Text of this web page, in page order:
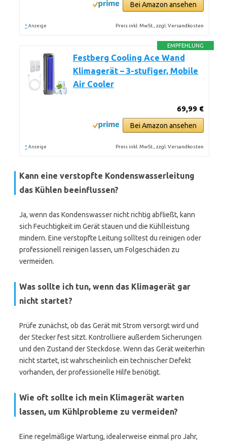
Bei Amazon ansehen
* Anzeige Preis inkl. MwSt., zzgl. Versandkosten
EMPFEHLUNG
Festberg Cooling Ace Wand
Klimagerät – 3-stufiger, Mobile
Air Cooler
69,99 €
Bei Amazon ansehen
* Anzeige Preis inkl. MwSt., zzgl. Versandkosten
Kann eine verstopfte Kondenswasserleitung
das Kühlen beeinflussen?
Ja, wenn das Kondenswasser nicht richtig abfließt, kann
sich Feuchtigkeit im Gerät stauen und die Kühlleistung
mindern. Eine verstopfte Leitung solltest du reinigen oder
professionell reinigen lassen, um Folgeschäden zu
vermeiden.
Was sollte ich tun, wenn das Klimagerät gar
nicht startet?
Prüfe zunächst, ob das Gerät mit Strom versorgt wird und
der Stecker fest sitzt. Kontrolliere außerdem Sicherungen
und den Zustand der Steckdose. Wenn das Gerät weiterhin
nicht startet, ist wahrscheinlich ein technischer Defekt
vorhanden, der professionelle Hilfe benötigt.
Wie oft sollte ich mein Klimagerät warten
lassen, um Kühlprobleme zu vermeiden?
Eine regelmäßige Wartung, idealerweise einmal pro Jahr,